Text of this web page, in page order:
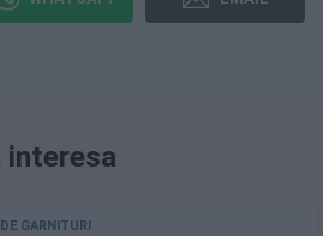
interesa